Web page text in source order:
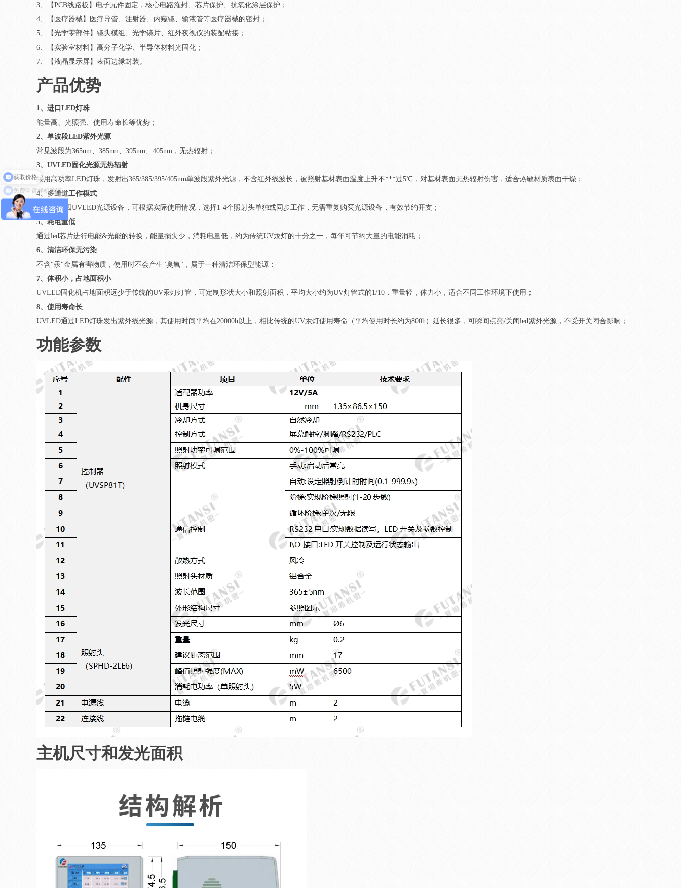
3、【PCB线路板】电子元件固定，核心电路灌封、芯片保护、抗氧化涂层保护；
4、【医疗器械】医疗导管、注射器、内窥镜、输液管等医疗器械的密封；
5、【光学零部件】镜头模组、光学镜片、红外夜视仪的装配粘接；
6、【实验室材料】高分子化学、半导体材料光固化；
7、【液晶显示屏】表面边缘封装。
产品优势
1、进口LED灯珠
能量高、光照强、使用寿命长等优势；
2、单波段LED紫外光源
常见波段为365nm、385nm、395nm、405nm，无热辐射；
3、UVLED固化光源无热辐射
采用高功率LED灯珠，发射出365/385/395/405nm单波段紫外光源，不含红外线波长，被照射基材表面温度上升不***过5℃，对基材表面无热辐射伤害，适合热敏材质表面干燥；
4、多通道工作模式
标配一拖四UVLED光源设备，可根据实际使用情况，选择1-4个照射头单独或同步工作，无需重复购买光源设备，有效节约开支；
5、耗电量低
通过led芯片进行电能&光能的转换，能量损失少，消耗电量低，约为传统UV汞灯的十分之一，每年可节约大量的电能消耗；
6、清洁环保无污染
不含"汞"金属有害物质，使用时不会产生"臭氧"，属于一种清洁环保型能源；
7、体积小，占地面积小
UVLED固化机占地面积远少于传统的UV汞灯灯管，可定制形状大小和照射面积，平均大小约为UV灯管式的1/10，重量轻，体力小，适合不同工作环境下使用；
8、使用寿命长
UVLED通过LED灯珠发出紫外线光源，其使用时间平均在20000h以上，相比传统的UV汞灯使用寿命（平均使用时长约为800h）延长很多，可瞬间点亮/关闭led紫外光源，不受开关闭合影响；
功能参数
主机尺寸和发光面积
免费申请样机测试